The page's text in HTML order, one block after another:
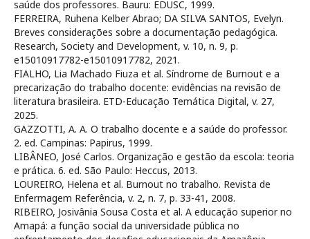
saúde dos professores. Bauru: EDUSC, 1999.
FERREIRA, Ruhena Kelber Abrao; DA SILVA SANTOS, Evelyn.
Breves considerações sobre a documentação pedagógica.
Research, Society and Development, v. 10, n. 9, p.
e15010917782-e15010917782, 2021.
FIALHO, Lia Machado Fiuza et al. Síndrome de Burnout e a
precarização do trabalho docente: evidências na revisão de
literatura brasileira. ETD-Educação Temática Digital, v. 27,
2025.
GAZZOTTI, A. A. O trabalho docente e a saúde do professor.
2. ed. Campinas: Papirus, 1999.
LIBÂNEO, José Carlos. Organização e gestão da escola: teoria
e prática. 6. ed. São Paulo: Heccus, 2013.
LOUREIRO, Helena et al. Burnout no trabalho. Revista de
Enfermagem Referência, v. 2, n. 7, p. 33-41, 2008.
RIBEIRO, Josivânia Sousa Costa et al. A educação superior no
Amapá: a função social da universidade pública no